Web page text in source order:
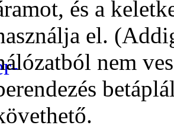
és a
el.
nem